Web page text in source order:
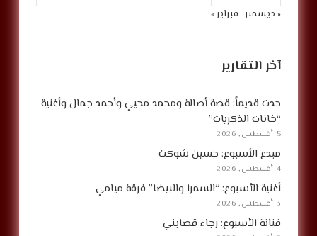
« ديسمبر فبراير »
آخر التقارير
حدث قديماً: قصة أصالة ومحمد محيي وأحمد جمال وأغنية
“خانات الذكريات”
5 أغسطس, 2026
مبدع الأسبوع: حسين شوكت
4 أغسطس, 2026
أغنية الأسبوع: “السمرا والبيضا” فرقة ميامي
3 أغسطس, 2026
فنانة الأسبوع: رجاء قصابني